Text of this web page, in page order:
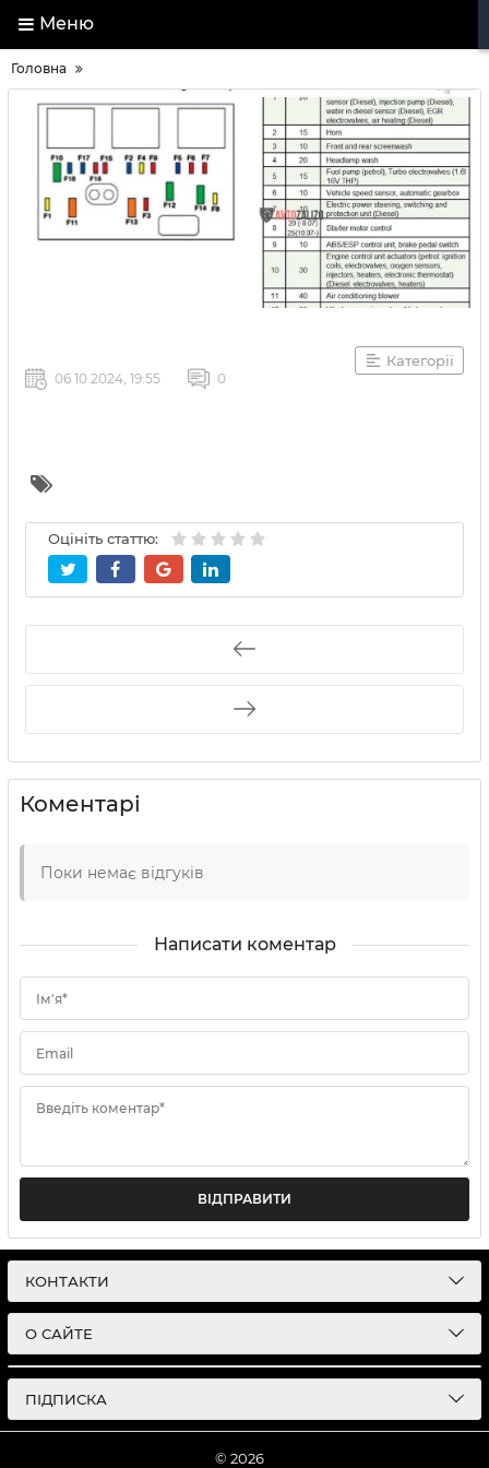
Меню
Головна
Категорії
06 10 2024, 19:55 0
Оцініть статтю:
Коментарі
Поки немає відгуків
Написати коментар
Ім'я*
Email
Введіть коментар*
ВІДПРАВИТИ
КОНТАКТИ
О САЙТЕ
ПІДПИСКА
© 2026